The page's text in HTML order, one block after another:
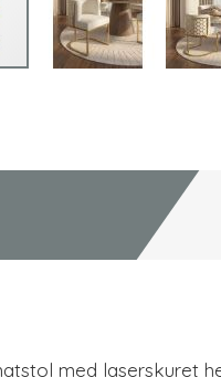
med laserskuret